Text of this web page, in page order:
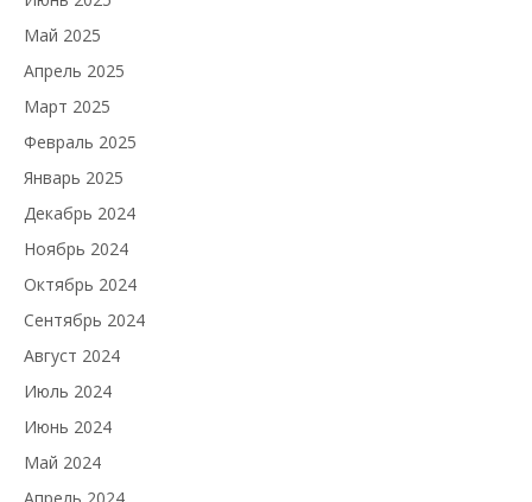
Май 2025
Апрель 2025
Март 2025
Февраль 2025
Январь 2025
Декабрь 2024
Ноябрь 2024
Октябрь 2024
Сентябрь 2024
Август 2024
Июль 2024
Июнь 2024
Май 2024